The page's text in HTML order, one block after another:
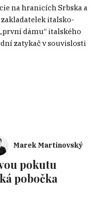
na hranicích Srbska a
italsko-
dámu“ italského
zatykač v souvislosti
Marek Martinovský
pokutu
pobočka